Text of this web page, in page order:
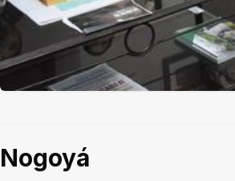
Nogoyá